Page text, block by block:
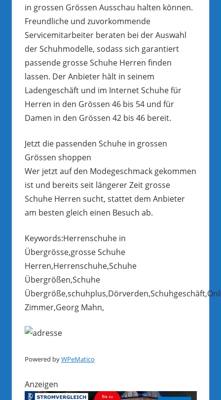
in grossen Grössen Ausschau halten können.
Freundliche und zuvorkommende
Servicemitarbeiter beraten bei der Auswahl
der Schuhmodelle, sodass sich garantiert
passende grosse Schuhe Herren finden
lassen. Der Anbieter hält in seinem
Ladengeschäft und im Internet Schuhe für
Herren in den Grössen 46 bis 54 und für
Damen in den Grössen 42 bis 46 bereit.
Jetzt die passenden Schuhe in grossen
Grössen shoppen
Wer jetzt auf den Modegeschmack gekommen
ist und bereits seit längerer Zeit grosse
Schuhe Herren sucht, stattet dem Anbieter
am besten gleich einen Besuch ab.
Keywords:Herrenschuhe in
Übergrösse,grosse Schuhe
Herren,Herrenschuhe,Schuhe
Übergrößen,Schuhe
Zimmer,Georg Mahn,
Powered byWPeMatico
Anzeigen